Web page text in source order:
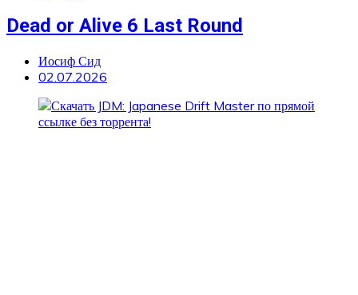
Dead or Alive 6 Last Round
Иосиф Сид
02.07.2026